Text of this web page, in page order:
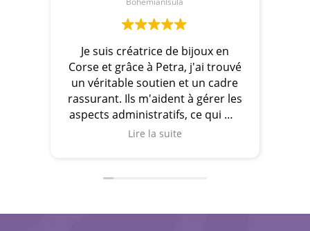
suis créatrice de bijoux en
et grâce à Petra, j'ai trouvé
soutien et un cadre
Ils m'aident à gérer les
administratifs, ce qui me
de me concentrer sur ce
BohemianIsula.
Ce que j’apprécie avec
pouvoir rester
métier d'artisan bois
création de stylos tout
entouré. On se sent
avanceà son rythme,